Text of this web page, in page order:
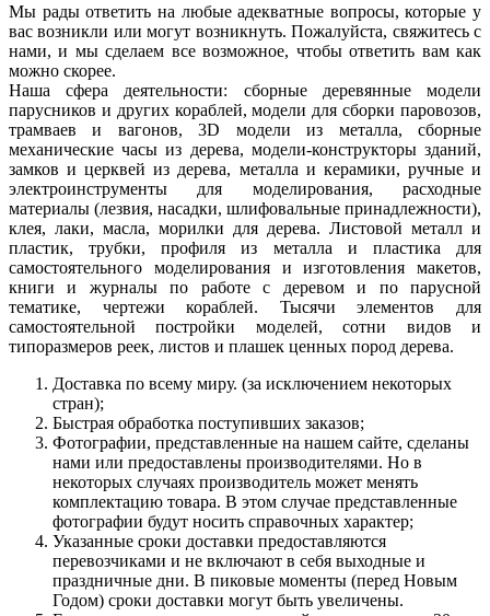
Мы рады ответить на любые адекватные вопросы, которые у
вас возникли или могут возникнуть. Пожалуйста, свяжитесь с
нами, и мы сделаем все возможное, чтобы ответить вам как
можно скорее.
Наша сфера деятельности: сборные деревянные модели
парусников и других кораблей, модели для сборки паровозов,
трамваев и вагонов, 3D модели из металла, сборные
механические часы из дерева, модели-конструкторы зданий,
замков и церквей из дерева, металла и керамики, ручные и
электроинструменты для моделирования, расходные
материалы (лезвия, насадки, шлифовальные принадлежности),
клея, лаки, масла, морилки для дерева. Листовой металл и
пластик, трубки, профиля из металла и пластика для
самостоятельного моделирования и изготовления макетов,
книги и журналы по работе с деревом и по парусной
тематике, чертежи кораблей. Тысячи элементов для
самостоятельной постройки моделей, сотни видов и
типоразмеров реек, листов и плашек ценных пород дерева.
Доставка по всему миру. (за исключением некоторых
стран);
Быстрая обработка поступивших заказов;
Фотографии, представленные на нашем сайте, сделаны
нами или предоставлены производителями. Но в
некоторых случаях производитель может менять
комплектацию товара. В этом случае представленные
фотографии будут носить справочных характер;
Указанные сроки доставки предоставляются
перевозчиками и не включают в себя выходные и
праздничные дни. В пиковые моменты (перед Новым
Годом) сроки доставки могут быть увеличены.